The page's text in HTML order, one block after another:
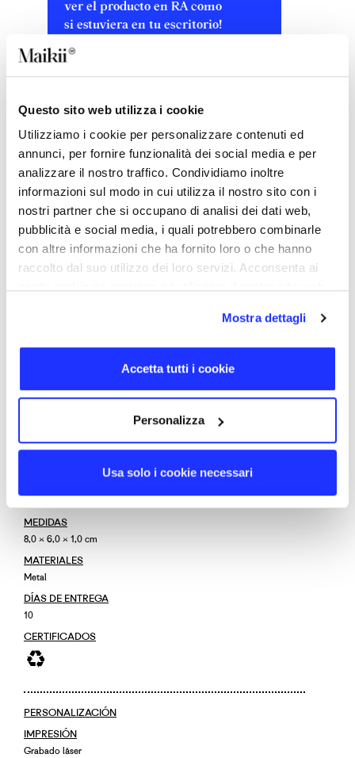
Questo sito web utilizza i cookie
Utilizziamo i cookie per personalizzare contenuti ed
annunci, per fornire funzionalità dei social media e per
analizzare il nostro traffico. Condividiamo inoltre
informazioni sul modo in cui utilizza il nostro sito con i
nostri partner che si occupano di analisi dei dati web,
pubblicità e social media, i quali potrebbero combinarle
con altre informazioni che ha fornito loro o che hanno
raccolto dal suo utilizzo dei loro servizi. Acconsenta ai
Mostra dettagli
Accetta tutti i cookie
Personalizza
Usa solo i cookie necessari
ver el producto en RA como
si estuviera en tu escritorio!
DESCRIPCIÓN
Raise es un soporte de aluminio que permite elevar el
teléfono móvil para colocarlo a la altura de los ojos y
utilizarlo de forma ergonómica. El brazo articulado
permite ajustar la altura de visualización y, al mantener
el dispositivo suspendido, se favorece la ventilación y la
disipación del calor que se generan con su uso. El
y el material de aluminio lo convierte en una
smartphones. Raise cuenta con dos áreas de impresión
que pueden personalizarse con logotipos y gráficos
VOLVER ARRIBA
MEDIDAS
8,0 × 6,0 × 1,0 cm
MATERIALES
Metal
DÍAS DE ENTREGA
10
CERTIFICADOS
PERSONALIZACIÓN
IMPRESIÓN
Grabado láser